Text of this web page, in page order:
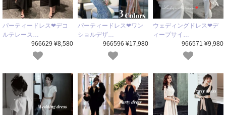
パーティードレス❤デコ
ルテレース…
966629 ¥8,580
パーティードレス❤ワン
ショルデザ…
966596 ¥17,980
ウェディングドレス❤デ
ィープサイ…
966571 ¥9,980